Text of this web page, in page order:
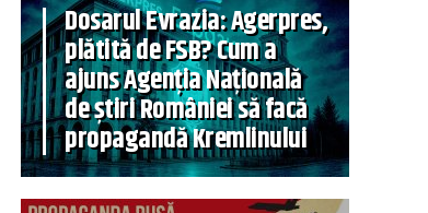
Dosarul Evrazia: Agerpres,
plătită de FSB? Cum a
ajuns Agenția Națională
de știri României să facă
propagandă Kremlinului